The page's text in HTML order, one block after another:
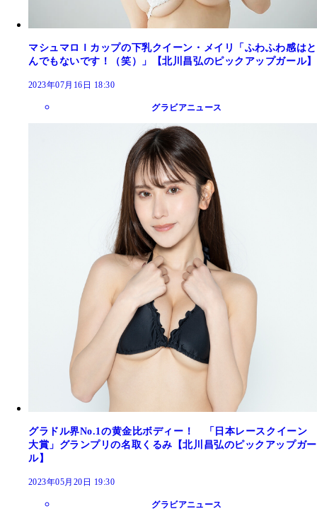
マシュマロＩカップの下乳クイーン・メイリ「ふわふわ感はと
んでもないです！（笑）」【北川昌弘のピックアップガール】
2023年07月16日 18:30
グラビアニュース
グラドル界No.1の黄金比ボディー！ 「日本レースクイーン
大賞」グランプリの名取くるみ【北川昌弘のピックアップガー
ル】
2023年05月20日 19:30
グラビアニュース